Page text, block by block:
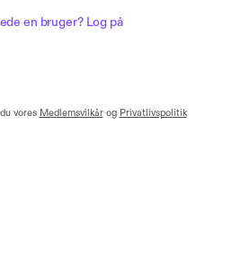
en bruger? Log på
vores Medlemsvilkår og Privatlivspolitik